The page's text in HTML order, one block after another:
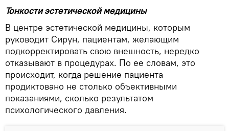
Тонкости эстетической медицины
В центре эстетической медицины, которым
руководит Сирун, пациентам, желающим
подкорректировать свою внешность, нередко
отказывают в процедурах. По ее словам, это
происходит, когда решение пациента
продиктовано не столько объективными
показаниями, сколько результатом
психологического давления.